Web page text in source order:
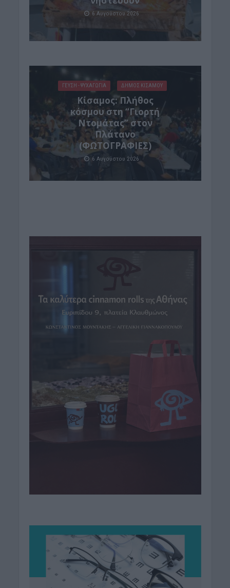
6 Αυγούστου 2026
ΓΕΎΣΗ - ΨΥΧΑΓΩΓΊΑ ΔΉΜΟΣ ΚΙΣΆΜΟΥ
Κίσαμος: Πλήθος
κόσμου στη “Γιορτή
Ντομάτας” στον
Πλάτανο
(ΦΩΤΟΓΡΑΦΙΕΣ)
6 Αυγούστου 2026